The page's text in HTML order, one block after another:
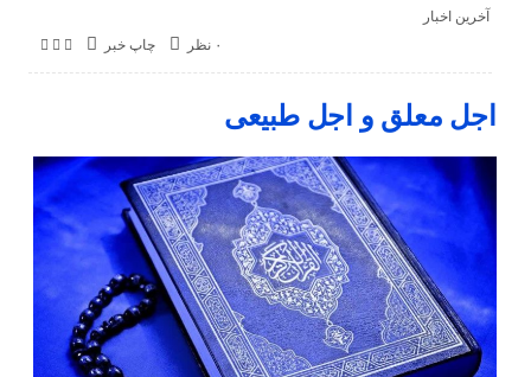
چاپ خبر ۰ نظر
آخرین اخبار
اجل معلق و اجل طبیعی